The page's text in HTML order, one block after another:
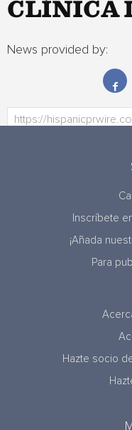
CLÍNICA
News provided by:
Inscríbete
¡Añada
Para
Hazte socio